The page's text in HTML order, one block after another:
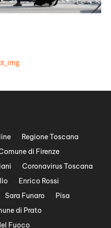
Regione Toscana
di Firenze
Coronavirus Toscana
Enrico Rossi
Sara Funaro
Pisa
di Prato
Fuoco